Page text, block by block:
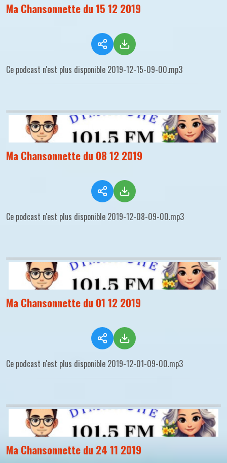
Ma Chansonnette du 15 12 2019
Ce podcast n'est plus disponible 2019-12-15-09-00.mp3
Ma Chansonnette du 08 12 2019
Ce podcast n'est plus disponible 2019-12-08-09-00.mp3
Ma Chansonnette du 01 12 2019
Ce podcast n'est plus disponible 2019-12-01-09-00.mp3
Ma Chansonnette du 24 11 2019